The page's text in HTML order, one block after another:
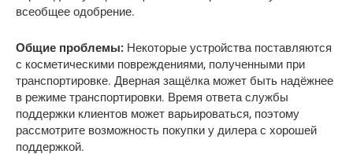
всеобщее одобрение.
Общие проблемы: Некоторые устройства поставляются
с косметическими повреждениями, полученными при
транспортировке. Дверная защёлка может быть надёжнее
в режиме транспортировки. Время ответа службы
поддержки клиентов может варьироваться, поэтому
рассмотрите возможность покупки у дилера с хорошей
поддержкой.